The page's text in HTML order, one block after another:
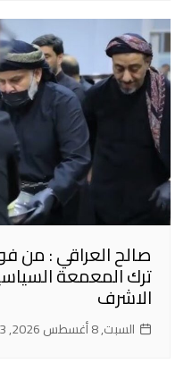
صالح العراقي : من
ترك المعمعة
الاشرف
السبت, 8 أغسطس 2026, 13:13